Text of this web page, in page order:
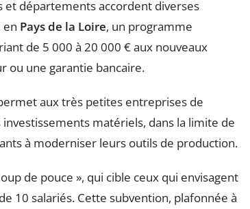
et départements accordent diverses
en Pays de la Loire, un programme
de 5 000 à 20 000 € aux nouveaux
ou une garantie bancaire.
aux très petites entreprises de
investissements matériels, dans la limite de
à moderniser leurs outils de production.
de pouce », qui cible ceux qui envisagent
10 salariés. Cette subvention, plafonnée à